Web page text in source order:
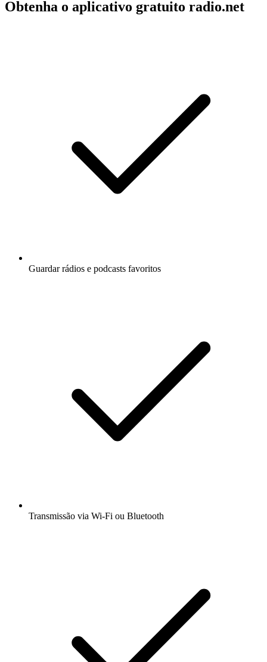
Obtenha o aplicativo gratuito radio.net
Guardar rádios e podcasts favoritos
Transmissão via Wi-Fi ou Bluetooth